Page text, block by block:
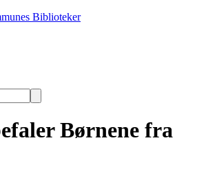
Biblioteker
Børnene fra